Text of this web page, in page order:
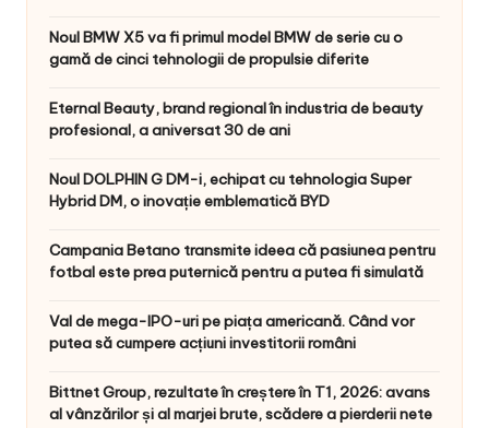
Noul BMW X5 va fi primul model BMW de serie cu o
gamă de cinci tehnologii de propulsie diferite
Eternal Beauty, brand regional în industria de beauty
profesional, a aniversat 30 de ani
Noul DOLPHIN G DM-i, echipat cu tehnologia Super
Hybrid DM, o inovație emblematică BYD
Campania Betano transmite ideea că pasiunea pentru
fotbal este prea puternică pentru a putea fi simulată
Val de mega-IPO-uri pe piața americană. Când vor
putea să cumpere acțiuni investitorii români
Bittnet Group, rezultate în creștere în T1, 2026: avans
al vânzărilor și al marjei brute, scădere a pierderii nete